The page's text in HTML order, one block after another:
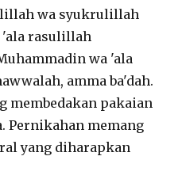
wa syukrulillah
'ala rasulillah
wa 'ala
amma ba'dah.
membedakan pakaian
Pernikahan memang
yang diharapkan